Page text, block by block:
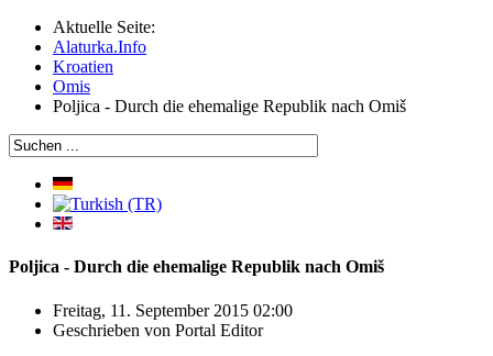
Aktuelle Seite:
Alaturka.Info
Kroatien
Omis
Poljica - Durch die ehemalige Republik nach Omiš
Poljica - Durch die ehemalige Republik nach Omiš
Freitag, 11. September 2015 02:00
Geschrieben von Portal Editor